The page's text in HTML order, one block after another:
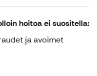
hoitoa ei suositella:
ja avoimet